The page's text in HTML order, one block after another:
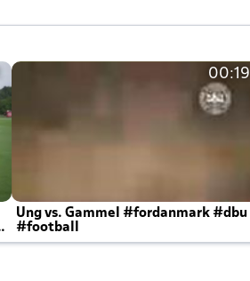
00:19
Ung vs. Gammel #fordanmark #dbu
#football